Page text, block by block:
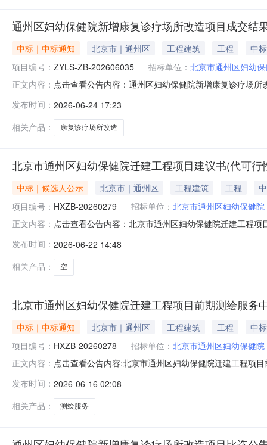
通州区妇幼保健院新增康复诊疗场所改造项目成交结
中标｜中标通知 北京市｜通州区 工程建筑 工程
中
项目编号： ZYLS-ZB-202606035 招标单位： 北京市通州区妇幼
正文内容： 点击查看公告内容：通州区妇幼保健院新增康复诊疗场
发布时间： 2026-06-24 17:23
相关产品：
康复诊疗场所改造
北京市通州区妇幼保健院迁建工程项目建议书(代可
中标｜候选人公示 北京市｜通州区 工程建筑 工程
项目编号： HXZB-20260279 招标单位： 北京市通州区妇幼保健院
正文内容： 点击查看公告内容：北京市通州区妇幼保健院迁建工程
发布时间： 2026-06-22 14:48
相关产品：
空
北京市通州区妇幼保健院迁建工程项目前期测绘服务
中标｜中标通知 北京市｜通州区 工程建筑 工程
中
项目编号： HXZB-20260278 招标单位： 北京市通州区妇幼保健院
正文内容： 点击查看公告内容:北京市通州区妇幼保健院迁建工程项
发布时间： 2026-06-16 02:08
相关产品：
测绘服务